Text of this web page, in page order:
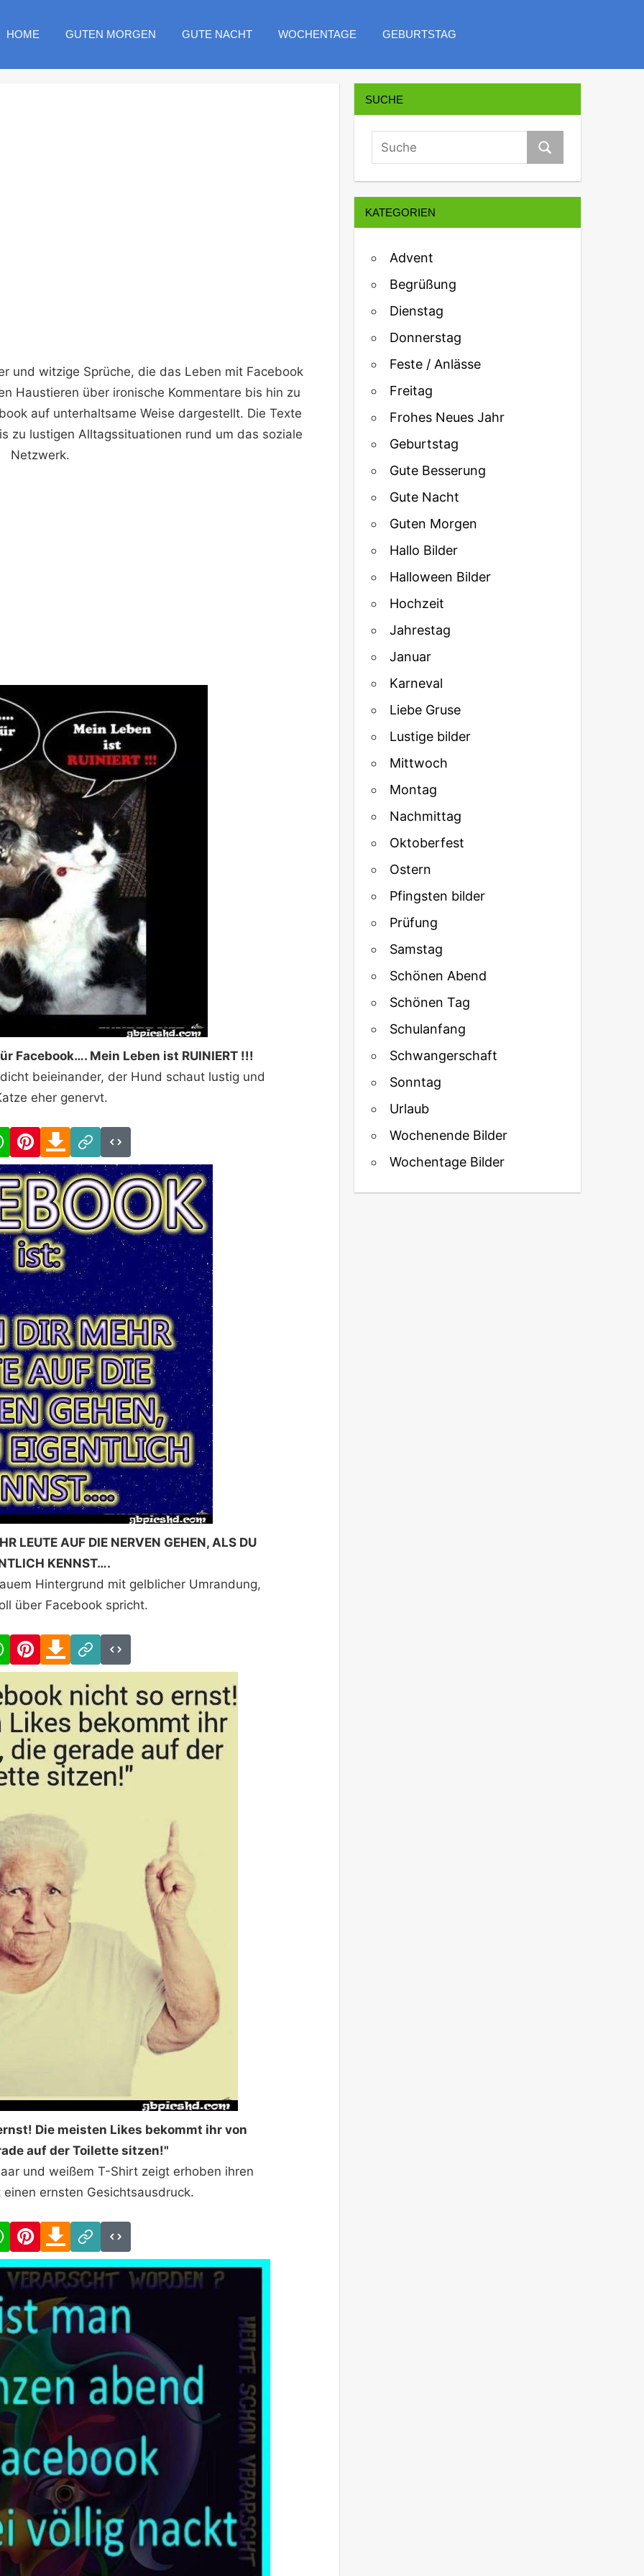
HOME GUTEN MORGEN GUTE NACHT WOCHENTAGE GEBURTSTAG
und witzige Sprüche, die das Leben mit Facebook
Haustieren über ironische Kommentare bis hin zu
auf unterhaltsame Weise dargestellt. Die Texte
zu lustigen Alltagssituationen rund um das soziale
Netzwerk.
Facebook…. Mein Leben ist RUINIERT !!!
beieinander, der Hund schaut lustig und
eher genervt.
WhatsAppPinterestDownload
Link
LEUTE AUF DIE NERVEN GEHEN, ALS DU
KENNST….
Hintergrund mit gelblicher Umrandung,
über Facebook spricht.
WhatsAppPinterestDownload
Link
Die meisten Likes bekommt ihr von
auf der Toilette sitzen!"
und weißem T-Shirt zeigt erhoben ihren
ernsten Gesichtsausdruck.
WhatsAppPinterestDownload
Link
SUCHE
KATEGORIEN
Advent
Begrüßung
Dienstag
Donnerstag
Feste / Anlässe
Freitag
Frohes Neues Jahr
Geburtstag
Gute Besserung
Gute Nacht
Guten Morgen
Hallo Bilder
Halloween Bilder
Hochzeit
Jahrestag
Januar
Karneval
Liebe Gruse
Lustige bilder
Mittwoch
Montag
Nachmittag
Oktoberfest
Ostern
Pfingsten bilder
Prüfung
Samstag
Schönen Abend
Schönen Tag
Schulanfang
Schwangerschaft
Sonntag
Urlaub
Wochenende Bilder
Wochentage Bilder